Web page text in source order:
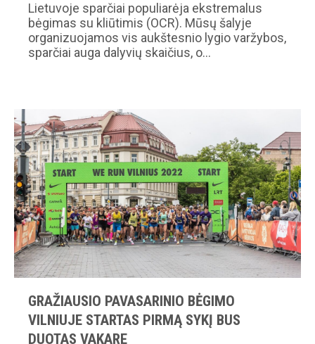
Lietuvoje sparčiai populiarėja ekstremalus
bėgimas su kliūtimis (OCR). Mūsų šalyje
organizuojamos vis aukštesnio lygio varžybos,
sparčiai auga dalyvių skaičius, o…
GRAŽIAUSIO PAVASARINIO BĖGIMO
VILNIUJE STARTAS PIRMĄ SYKĮ BUS
DUOTAS VAKARE